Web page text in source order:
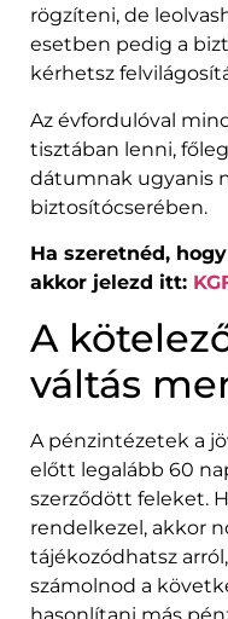
rögzíteni, de
esetben pedig a
kérhetsz
Az évfordulóval
tisztában lenni,
dátumnak ugyanis
biztosítócserében.
Ha szeretnéd,
akkor jelezd itt:
A
váltás
A pénzintézetek a
előtt legalább 60
szerződött feleket.
rendelkezel, akkor
tájékozódhatsz
számolnod a
hasonlítani más